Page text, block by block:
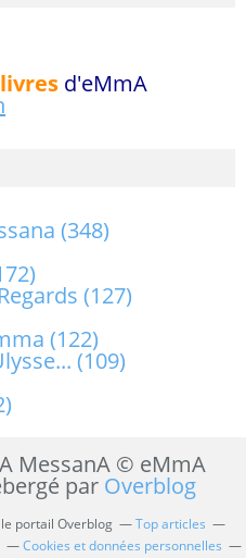
(348)
(127)
(122)
(109)
d'eMmA
MessanA © eMmA
par Overblog
portail Overblog
Top articles
Cookies et données personnelles